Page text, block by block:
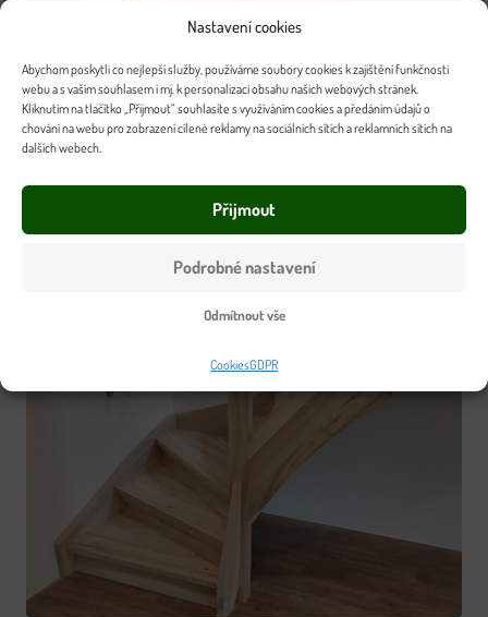
Nastavení cookies
Abychom poskytli co nejlepší služby, používáme soubory cookies k zajištění funkčnosti
webu a s vaším souhlasem i mj. k personalizaci obsahu našich webových stránek.
Kliknutím na tlačítko „Přijmout“ souhlasíte s využíváním cookies a předáním údajů o
chování na webu pro zobrazení cílené reklamy na sociálních sítích a reklamních sítích na
dalších webech.
Přijmout
Odmítnout vše
Podrobné nastavení
CookiesGDPR